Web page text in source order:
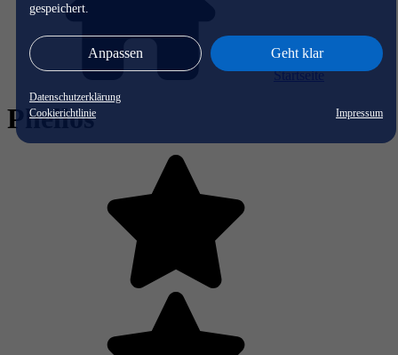
gespeichert.
Anpassen Geht klar
Datenschutzerklärung
Cookierichtlinie
Impressum
Startseite
Phellos